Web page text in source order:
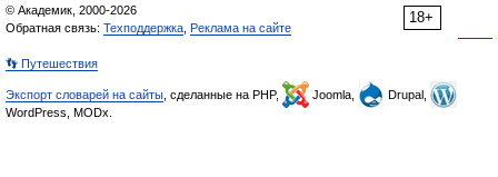
18+
© Академик, 2000-2026
Обратная связь: Техподдержка Реклама на сайте
👣 Путешествия
Экспорт словарей на сайты , сделанные на PHP, Joomla,
Drupal,
WordPress, MODx.